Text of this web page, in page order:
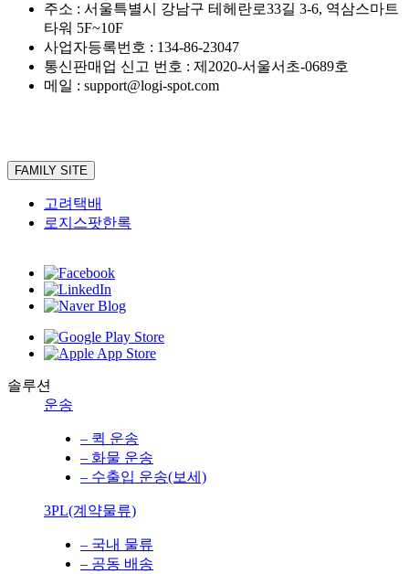
주소 : 서울특별시 강남구 테헤란로33길 3-6, 역삼스마트
타워 5F~10F
사업자등록번호 : 134-86-23047
통신판매업 신고 번호 : 제2020-서울서초-0689호
메일 : support@logi-spot.com
FAMILY SITE
고려택배
로지스팟한록
솔루션
운송
– 퀵 운송
– 화물 운송
– 수출입 운송(보세)
3PL(계약물류)
– 국내 물류
– 공동 배송